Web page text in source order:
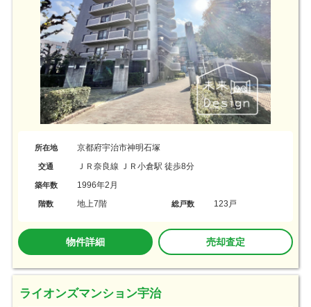
所在地 京都府宇治市神明石塚
交通 ＪＲ奈良線 ＪＲ小倉駅 徒歩8分
築年数 1996年2月
階数 地上7階 総戸数 123戸
物件詳細 売却査定
ライオンズマンション宇治